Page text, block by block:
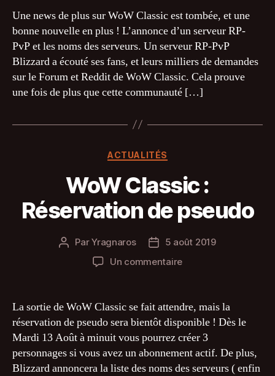
Liste
serveurs
et
royaume
RP-
PvP
Une news de plus sur WoW Classic est tombée, et une
bonne nouvelle en plus ! L’annonce d’un serveur RP-
PvP et les noms des serveurs. Un serveur RP-PvP
Blizzard a écouté ses fans, et leurs milliers de demandes
sur le Forum et Reddit de WoW Classic. Cela prouve
une fois de plus que cette communauté […]
Catégories
ACTUALITÉS
WoW Classic :
Réservation de pseudo
Auteur
ParYragnaros
Date
de
5 août 2019
Un commentairesur
:
Réservation
de
pseudo
La sortie de WoW Classic se fait attendre, mais la
réservation de pseudo sera bientôt disponible ! Dès le
Mardi 13 Août à minuit vous pourrez créer 3
personnages si vous avez un abonnement actif. De plus,
Blizzard annoncera la liste des noms des serveurs ( enfin